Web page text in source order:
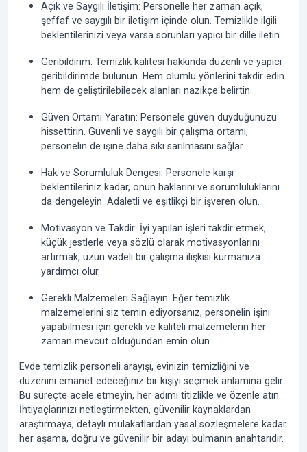
Açık ve Saygılı İletişim: Personelle her zaman açık,
şeffaf ve saygılı bir iletişim içinde olun. Temizlikle ilgili
beklentilerinizi veya varsa sorunları yapıcı bir dille iletin.
Geribildirim: Temizlik kalitesi hakkında düzenli ve yapıcı
geribildirimde bulunun. Hem olumlu yönlerini takdir edin
hem de geliştirilebilecek alanları nazikçe belirtin.
Güven Ortamı Yaratın: Personele güven duyduğunuzu
hissettirin. Güvenli ve saygılı bir çalışma ortamı,
personelin de işine daha sıkı sarılmasını sağlar.
Hak ve Sorumluluk Dengesi: Personele karşı
beklentileriniz kadar, onun haklarını ve sorumluluklarını
da dengeleyin. Adaletli ve eşitlikçi bir işveren olun.
Motivasyon ve Takdir: İyi yapılan işleri takdir etmek,
küçük jestlerle veya sözlü olarak motivasyonlarını
artırmak, uzun vadeli bir çalışma ilişkisi kurmanıza
yardımcı olur.
Gerekli Malzemeleri Sağlayın: Eğer temizlik
malzemelerini siz temin ediyorsanız, personelin işini
yapabilmesi için gerekli ve kaliteli malzemelerin her
zaman mevcut olduğundan emin olun.
Evde temizlik personeli arayışı, evinizin temizliğini ve
düzenini emanet edeceğiniz bir kişiyi seçmek anlamına gelir.
Bu süreçte acele etmeyin, her adımı titizlikle ve özenle atın.
İhtiyaçlarınızı netleştirmekten, güvenilir kaynaklardan
araştırmaya, detaylı mülakatlardan yasal sözleşmelere kadar
her aşama, doğru ve güvenilir bir adayı bulmanın anahtarıdır.